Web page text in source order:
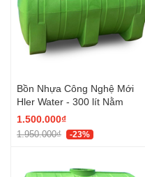
Bồn Nhựa Công Nghệ Mới
Hler Water - 300 lít Nằm
1.500.000₫
1.950.000₫ -23%